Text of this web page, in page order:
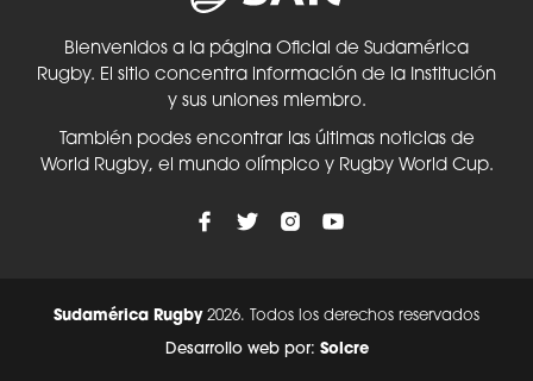
Bienvenidos a la página Oficial de Sudamérica
Rugby. El sitio concentra información de la Institución
y sus uniones miembro.
También podes encontrar las últimas noticias de
World Rugby, el mundo olímpico y Rugby World Cup.
Sudamérica Rugby2026. Todos los derechos reservados
Desarrollo web por: Solcre